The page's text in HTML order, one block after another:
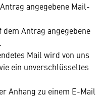
angegebene Mail-
dem Antrag angegebene
Mail wird von uns
ein unverschlüsseltes
Anhang zu einem E-Mail